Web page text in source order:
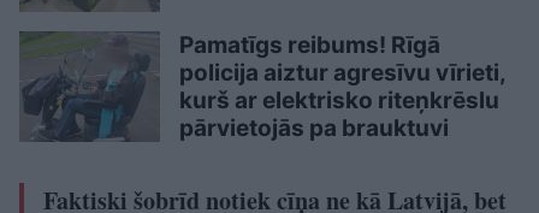
Pamatīgs reibums! Rīgā
policija aiztur agresīvu vīrieti,
kurš ar elektrisko riteņkrēslu
pārvietojās pa brauktuvi
Faktiski šobrīd notiek cīņa ne kā Latvijā, bet